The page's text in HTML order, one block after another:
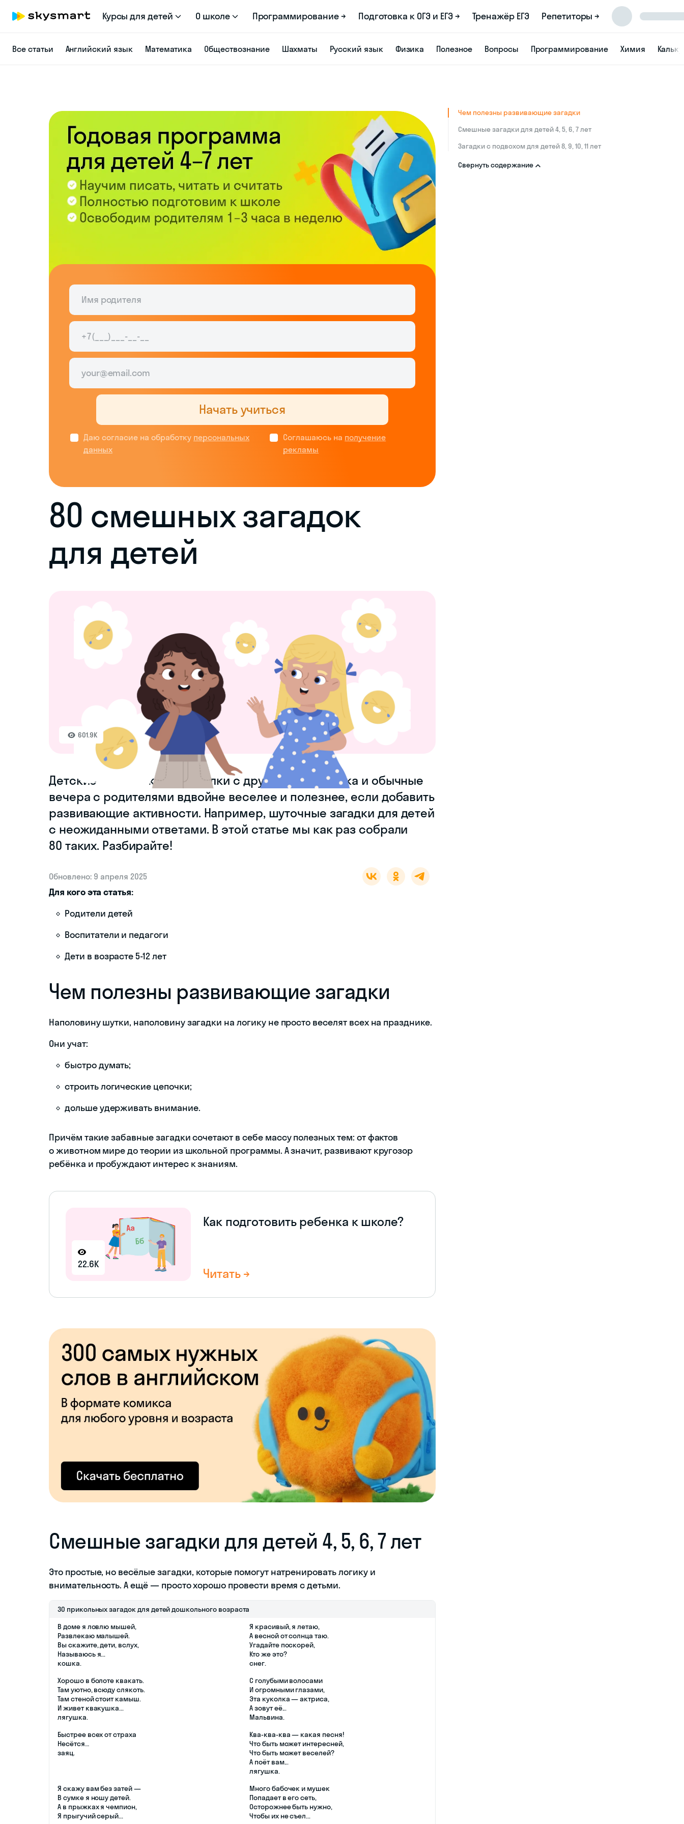
Курсы для детей О школе Программирование → Подготовка к ОГЭ и ЕГЭ → Тренажёр ЕГЭ Репетиторы →
Все статьи Английский язык Математика Обществознание Шахматы Русский язык Физика Полезное Вопросы Программирование Химия
Даю согласие на обработку персональных
данных
Соглашаюсь на получение
рекламы
Начать учиться
80 смешных загадок
для детей
601.9K
Детские праздники, посиделки с друзьями из садика и обычные
вечера с родителями вдвойне веселее и полезнее, если добавить
развивающие активности. Например, шуточные загадки для детей
с неожиданными ответами. В этой статье мы как раз собрали
80 таких. Разбирайте!
Обновлено: 9 апреля 2025
Для кого эта статья:
Родители детей
Воспитатели и педагоги
Дети в возрасте 5-12 лет
Чем полезны развивающие загадки
Наполовину шутки, наполовину загадки на логику не просто веселят всех на празднике.
Они учат:
быстро думать;
строить логические цепочки;
дольше удерживать внимание.
Причём такие забавные загадки сочетают в себе массу полезных тем: от фактов
о животном мире до теории из школьной программы. А значит, развивают кругозор
ребёнка и пробуждают интерес к знаниям.
22.6K
Как подготовить ребенка к школе?
Читать →
Смешные загадки для детей 4, 5, 6, 7 лет
Это простые, но весёлые загадки, которые помогут натренировать логику и
внимательность. А ещё — просто хорошо провести время с детьми.
30 прикольных загадок для детей дошкольного возраста
В доме я ловлю мышей,
Развлекаю малышей.
Вы скажите, дети, вслух,
Называюсь я...
кошка.
Я красивый, я летаю,
А весной от солнца таю.
Угадайте поскорей,
Кто же это?
снег.
Хорошо в болоте квакать.
Там уютно, всюду слякоть.
Там стеной стоит камыш.
И живет квакушка...
лягушка.
С голубыми волосами
И огромными глазами,
Эта куколка — актриса,
А зовут её...
Мальвина.
Быстрее всех от страха
Несётся…
заяц.
Ква-ква-ква — какая песня!
Что быть может интересней,
Что быть может веселей?
А поёт вам...
лягушка.
Я скажу вам без затей —
В сумке я ношу детей.
А в прыжках я чемпион,
Я прыгучий серый...
Много бабочек и мушек
Попадает в его сеть,
Осторожнее быть нужно,
Чтобы их не съел...
Чем полезны развивающие загадки
Смешные загадки для детей 4, 5, 6, 7 лет
Загадки с подвохом для детей 8, 9, 10, 11 лет
Свернуть содержание